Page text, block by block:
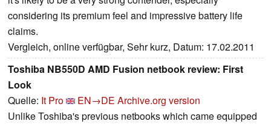
considering its premium feel and impressive battery life
claims.
Vergleich, online verfügbar, Sehr kurz, Datum: 17.02.2011
Toshiba NB550D AMD Fusion netbook review: First
Look
Quelle: It Pro EN→DE Archive.org version
Unlike Toshiba's previous netbooks which came equipped